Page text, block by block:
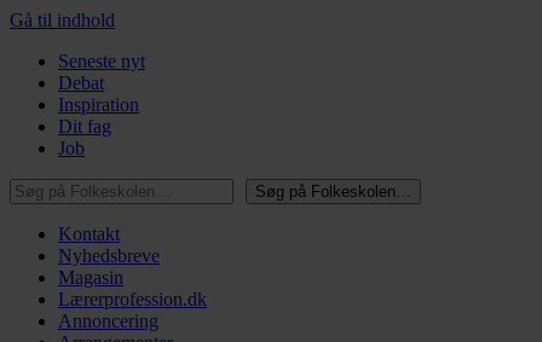
Gå til indhold
Seneste nyt
Debat
Inspiration
Dit fag
Job
Søg på Folkeskolen…
Søg på Folkeskolen…
Kontakt
Nyhedsbreve
Magasin
Lærerprofession.dk
Annoncering